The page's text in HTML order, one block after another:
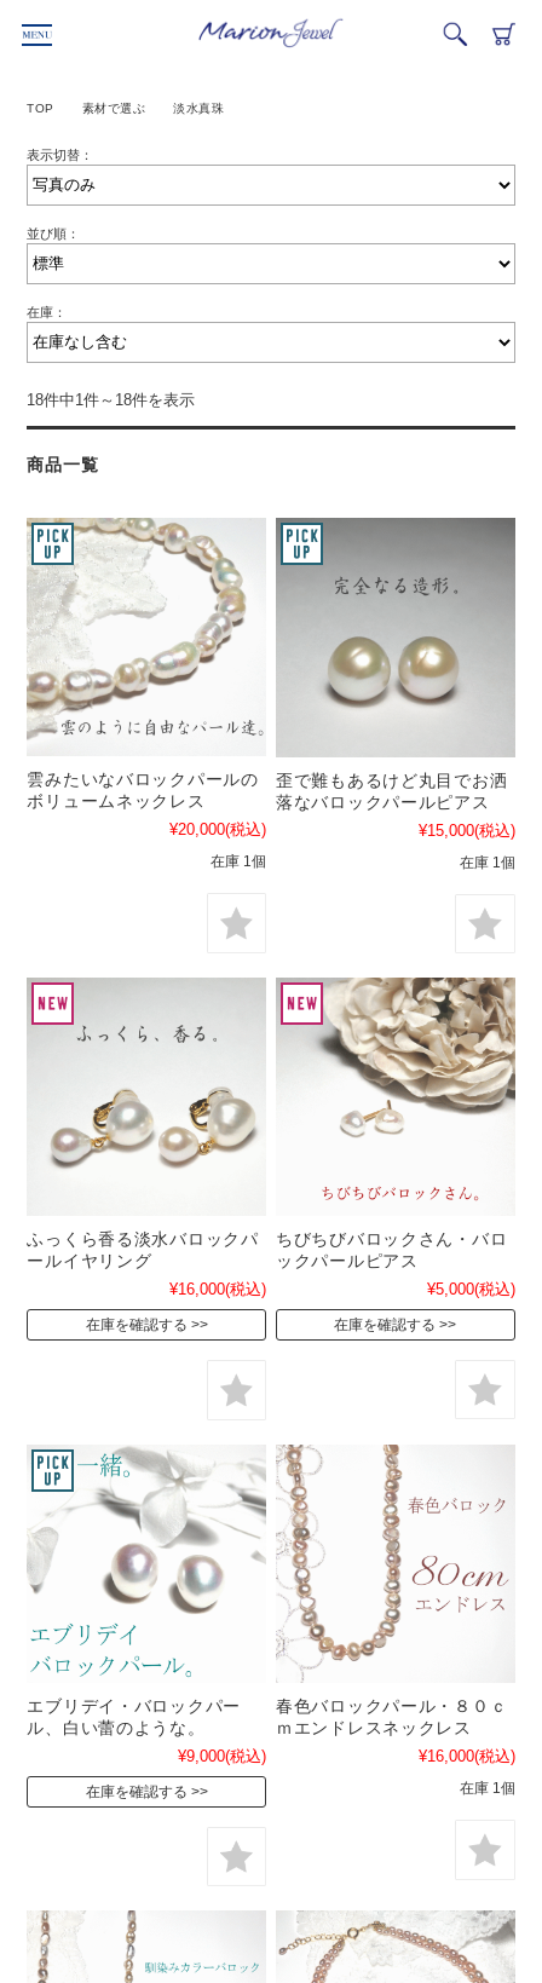
TOP 素材で選ぶ 淡水真珠
表示切替：
並び順：
在庫：
18件中1件～18件を表示
商品一覧
雲みたいなバロックパールの
ボリュームネックレス
¥20,000(税込)
在庫 1個
歪で難もあるけど丸目でお洒
落なバロックパールピアス
¥15,000(税込)
在庫 1個
ふっくら香る淡水バロックパ
ールイヤリング
¥16,000(税込)
在庫を確認する
ちびちびバロックさん・バロ
ックパールピアス
¥5,000(税込)
在庫を確認する
エブリデイ・バロックパー
ル、白い蕾のような。
¥9,000(税込)
在庫を確認する
春色バロックパール・８０ｃ
ｍエンドレスネックレス
¥16,000(税込)
在庫 1個